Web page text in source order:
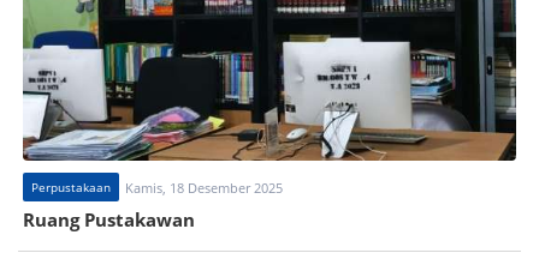
Perpustakaan Kamis, 18 Desember 2025
Ruang Pustakawan